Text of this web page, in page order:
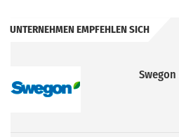
UNTERNEHMEN EMPFEHLEN SICH